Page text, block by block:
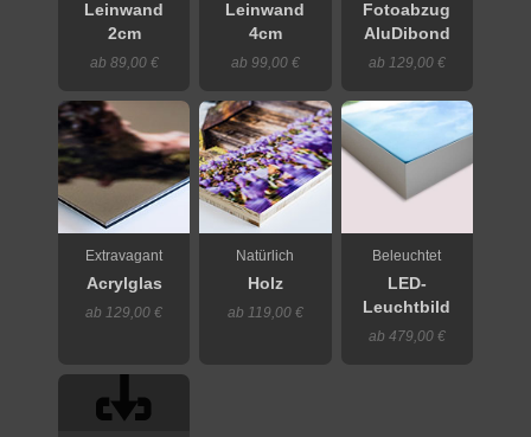
Leinwand
2cm
ab 89,00 €
Leinwand
4cm
ab 99,00 €
Fotoabzug
AluDibond
ab 129,00 €
Extravagant
Acrylglas
ab 129,00 €
Natürlich
Holz
ab 119,00 €
Beleuchtet
LED-
Leuchtbild
ab 479,00 €